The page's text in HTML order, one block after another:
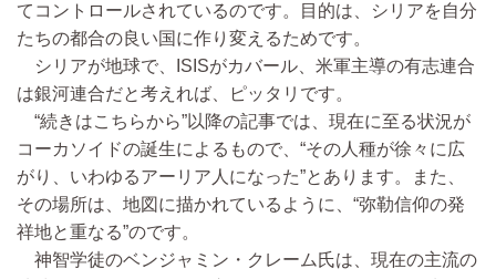
てコントロールされているのです。目的は、シリアを自分
たちの都合の良い国に作り変えるためです。
シリアが地球で、ISISがカバール、米軍主導の有志連合
は銀河連合だと考えれば、ピッタリです。
“続きはこちらから”以降の記事では、現在に至る状況が
コーカソイドの誕生によるもので、“その人種が徐々に広
がり、いわゆるアーリア人になった”とあります。また、
その場所は、地図に描かれているように、“弥勒信仰の発
祥地と重なる”のです。
神智学徒のベンジャミン・クレーム氏は、現在の主流の